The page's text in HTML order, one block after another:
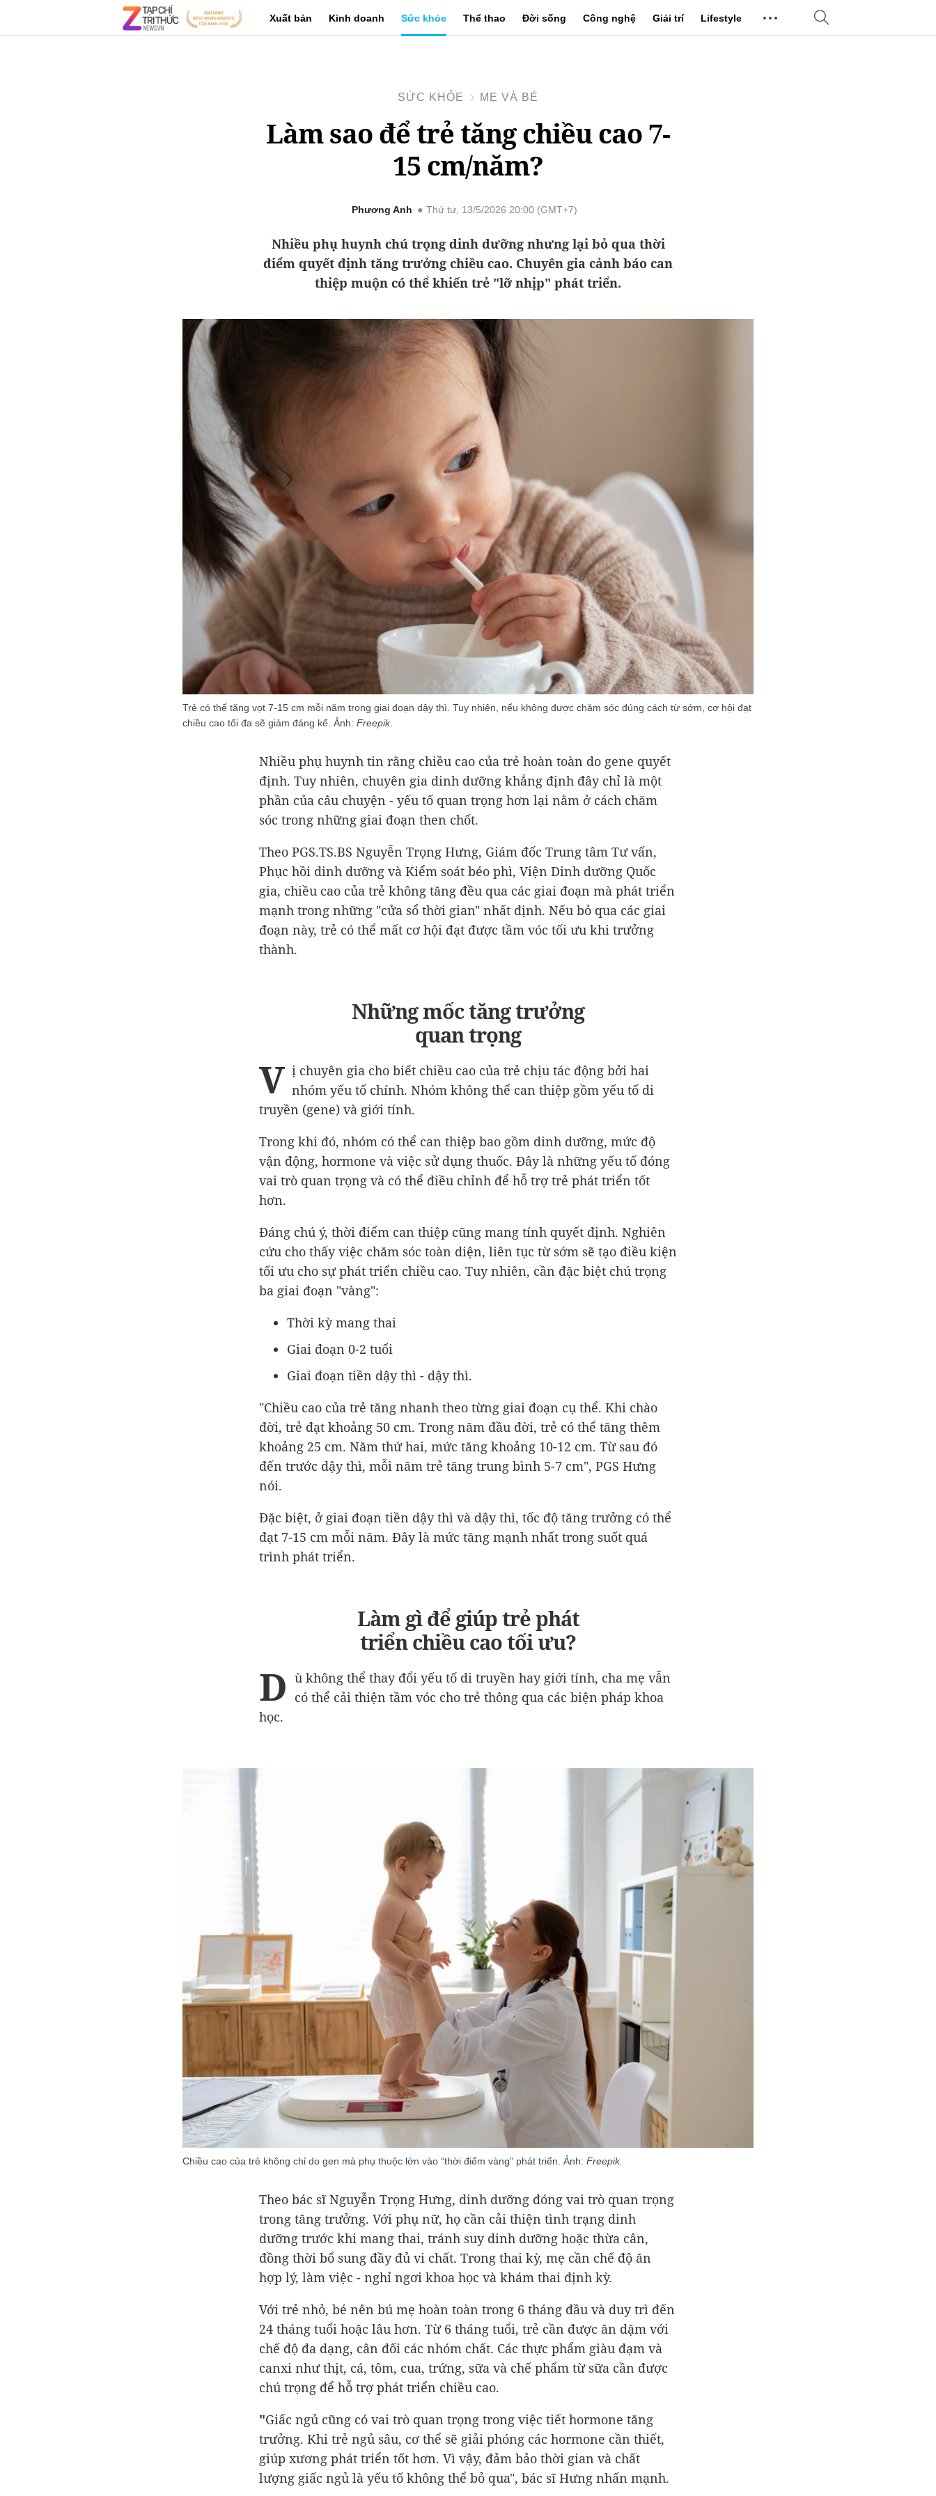
Xuất bản Kinh doanh Sức khỏe Thể thao Đời sống Công nghệ Giải trí Lifestyle
SỨC KHỎE MẸ VÀ BÉ
Làm sao để trẻ tăng chiều cao 7-
15 cm/năm?
Phương Anh Thứ tư, 13/5/2026 20:00 (GMT+7)
Nhiều phụ huynh chú trọng dinh dưỡng nhưng lại bỏ qua thời
điểm quyết định tăng trưởng chiều cao. Chuyên gia cảnh báo can
thiệp muộn có thể khiến trẻ "lỡ nhịp" phát triển.
Trẻ có thể tăng vọt 7-15 cm mỗi năm trong giai đoạn dậy thì. Tuy nhiên, nếu không được chăm sóc đúng cách từ sớm, cơ hội đạt
chiều cao tối đa sẽ giảm đáng kể. Ảnh: Freepik.
Nhiều phụ huynh tin rằng chiều cao của trẻ hoàn toàn do gene quyết
định. Tuy nhiên, chuyên gia dinh dưỡng khẳng định đây chỉ là một
phần của câu chuyện - yếu tố quan trọng hơn lại nằm ở cách chăm
sóc trong những giai đoạn then chốt.
Theo PGS.TS.BS Nguyễn Trọng Hưng, Giám đốc Trung tâm Tư vấn,
Phục hồi dinh dưỡng và Kiểm soát béo phì, Viện Dinh dưỡng Quốc
gia, chiều cao của trẻ không tăng đều qua các giai đoạn mà phát triển
mạnh trong những "cửa sổ thời gian" nhất định. Nếu bỏ qua các giai
đoạn này, trẻ có thể mất cơ hội đạt được tầm vóc tối ưu khi trưởng
thành.
Những mốc tăng trưởng
quan trọng
V ị chuyên gia cho biết chiều cao của trẻ chịu tác động bởi hai
nhóm yếu tố chính. Nhóm không thể can thiệp gồm yếu tố di
truyền (gene) và giới tính.
Trong khi đó, nhóm có thể can thiệp bao gồm dinh dưỡng, mức độ
vận động, hormone và việc sử dụng thuốc. Đây là những yếu tố đóng
vai trò quan trọng và có thể điều chỉnh để hỗ trợ trẻ phát triển tốt
hơn.
Đáng chú ý, thời điểm can thiệp cũng mang tính quyết định. Nghiên
cứu cho thấy việc chăm sóc toàn diện, liên tục từ sớm sẽ tạo điều kiện
tối ưu cho sự phát triển chiều cao. Tuy nhiên, cần đặc biệt chú trọng
ba giai đoạn "vàng":
Thời kỳ mang thai
Giai đoạn 0-2 tuổi
Giai đoạn tiền dậy thì - dậy thì.
"Chiều cao của trẻ tăng nhanh theo từng giai đoạn cụ thể. Khi chào
đời, trẻ đạt khoảng 50 cm. Trong năm đầu đời, trẻ có thể tăng thêm
khoảng 25 cm. Năm thứ hai, mức tăng khoảng 10-12 cm. Từ sau đó
đến trước dậy thì, mỗi năm trẻ tăng trung bình 5-7 cm", PGS Hưng
nói.
Đặc biệt, ở giai đoạn tiền dậy thì và dậy thì, tốc độ tăng trưởng có thể
đạt 7-15 cm mỗi năm. Đây là mức tăng mạnh nhất trong suốt quá
trình phát triển.
Làm gì để giúp trẻ phát
triển chiều cao tối ưu?
D ù không thể thay đổi yếu tố di truyền hay giới tính, cha mẹ vẫn
có thể cải thiện tầm vóc cho trẻ thông qua các biện pháp khoa
học.
Chiều cao của trẻ không chỉ do gen mà phụ thuộc lớn vào “thời điểm vàng” phát triển. Ảnh: Freepik.
Theo bác sĩ Nguyễn Trọng Hưng, dinh dưỡng đóng vai trò quan trọng
trong tăng trưởng. Với phụ nữ, họ cần cải thiện tình trạng dinh
dưỡng trước khi mang thai, tránh suy dinh dưỡng hoặc thừa cân,
đồng thời bổ sung đầy đủ vi chất. Trong thai kỳ, mẹ cần chế độ ăn
hợp lý, làm việc - nghỉ ngơi khoa học và khám thai định kỳ.
Với trẻ nhỏ, bé nên bú mẹ hoàn toàn trong 6 tháng đầu và duy trì đến
24 tháng tuổi hoặc lâu hơn. Từ 6 tháng tuổi, trẻ cần được ăn dặm với
chế độ đa dạng, cân đối các nhóm chất. Các thực phẩm giàu đạm và
canxi như thịt, cá, tôm, cua, trứng, sữa và chế phẩm từ sữa cần được
chú trọng để hỗ trợ phát triển chiều cao.
"Giấc ngủ cũng có vai trò quan trọng trong việc tiết hormone tăng
trưởng. Khi trẻ ngủ sâu, cơ thể sẽ giải phóng các hormone cần thiết,
giúp xương phát triển tốt hơn. Vì vậy, đảm bảo thời gian và chất
lượng giấc ngủ là yếu tố không thể bỏ qua", bác sĩ Hưng nhấn mạnh.